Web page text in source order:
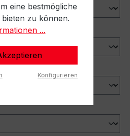
eine bestmögliche
zu können.
...
Konfigurieren